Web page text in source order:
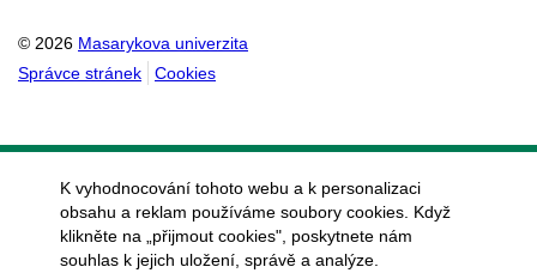
© 2026 Masarykova univerzita
Správce stránek
Cookies
K vyhodnocování tohoto webu a k personalizaci
obsahu a reklam používáme soubory cookies. Když
klikněte na „přijmout cookies", poskytnete nám
souhlas k jejich uložení, správě a analýze.